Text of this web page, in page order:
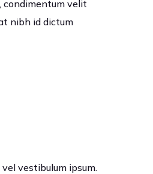
condimentum velit
nibh id dictum
vestibulum ipsum.